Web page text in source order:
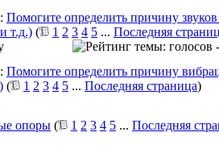
Помогите определить причину
т.д.) ( 1 2 3 4 5 ... Последняя
Помогите определить причину
( 1 2 3 4 5 ... Последняя страница)
опоры ( 1 2 3 4 5 ... Последняя